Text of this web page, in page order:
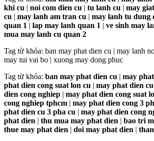
khi cu | noi com dien cu | tu lanh cu | may
cu | may lanh am tran cu | may lanh tu dung
quan 1 | lap may lanh quan 1 | ve sinh may
mua may lanh cu quan 2
Tag từ khóa: ban may phat dien cu | may lanh
may tui vai bo | xuong may dong phuc
Tag từ khóa: ban may phat dien cu | may
phat dien cong suat lon cu | may phat dien
dien cong nghiep | may phat dien cong suat
cong nghiep tphcm | may phat dien cong 3
phat dien cu 3 pha cu | may phat dien cong
phat dien | thu mua may phat dien | bao tri
thue may phat dien | doi may phat dien |